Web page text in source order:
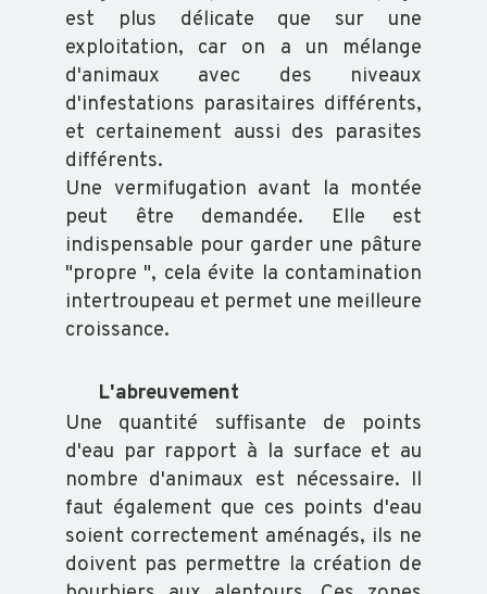
est plus délicate que sur une
exploitation, car on a un mélange
d'animaux avec des niveaux
d'infestations parasitaires différents,
et certainement aussi des parasites
différents.
Une vermifugation avant la montée
peut être demandée. Elle est
indispensable pour garder une pâture
"propre ", cela évite la contamination
intertroupeau et permet une meilleure
croissance.
L'abreuvement
Une quantité suffisante de points
d'eau par rapport à la surface et au
nombre d'animaux est nécessaire. Il
faut également que ces points d'eau
soient correctement aménagés, ils ne
doivent pas permettre la création de